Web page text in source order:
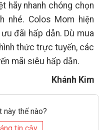
hãy nhanh chóng chọn
nhé. Colos Mom hiện
đãi hấp dẫn. Dù mua
thức trực tuyến, các
mãi siêu hấp dẫn.
Khánh Kim
này thế nào?